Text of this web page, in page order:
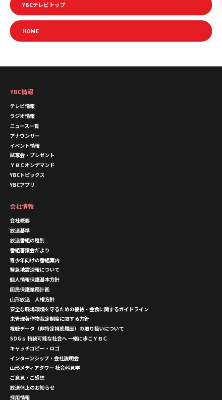
YBCテレビトップ
HOME
YBC情報
テレビ情報
ラジオ情報
ニュース一覧
アナウンサー
イベント情報
試写会・プレゼント
ＹＢＣオンデマンド
YBCトピックス
YBCアプリ
会社情報
会社概要
放送基準
放送番組の種別
番組審議会だより
青少年向けの番組案内
緊急地震速報について
個人情報保護基本方針
国民保護業務計画
山形放送 人権方針
安全な職場環境を守るための接待・会食に関するガイドライン
未管理著作物裁定制度に関する方針
視聴データ（非特定視聴履歴）の取り扱いについて
SDGｓ 持続可能な社会へ 一緒に歩こＹＢＣ
キャッチコピー・ロゴ
インターンシップ・会社説明会
山形メディアタワー 社会科見学
ご意見・ご感想
放送休止のお知らせ
採用情報